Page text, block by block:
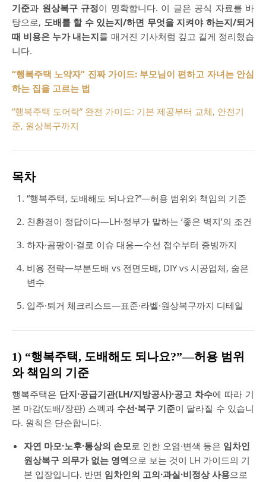
기준과 원상복구 규정이 명확합니다. 이 글은 공식 자료를 바
탕으로, 도배를 할 수 있는지/하면 무엇을 지켜야 하는지/퇴거
때 비용은 누가 내는지를 매거진 기사처럼 깊고 길게 정리했습
니다.
“행복주택 노약자” 진짜 가이드: 부모님이 편하고 자녀는 안심
하는 집을 고르는 법
“행복주택 도어락” 완전 가이드: 기본 제공부터 교체, 안전기
준, 원상복구까지
목차
“행복주택, 도배해도 되나요?”—허용 범위와 책임의 기준
친환경이 정답이다—LH·정부가 말하는 ‘좋은 벽지’의 조건
하자·곰팡이·결로 이슈 대응—수선 접수부터 증빙까지
비용 전략—부분도배 vs 전면도배, DIY vs 시공업체, 숨은
변수
입주·퇴거 체크리스트—표준·라벨·원상복구까지 디테일
1) “행복주택, 도배해도 되나요?”—허용 범위
와 책임의 기준
행복주택은 단지·공급기관(LH/지방공사)·공고 차수에 따라 기
본 마감(도배/장판) 스펙과 수선·복구 기준이 달라질 수 있습니
다. 원칙은 단순합니다.
자연 마모·노후·통상의 손모 로 인한 오염·변색 등은 임차인
원상복구 의무가 없는 영역으로 보는 것이 LH 가이드의 기
본 입장입니다. 반면 임차인의 고의·과실·비정상 사용으로